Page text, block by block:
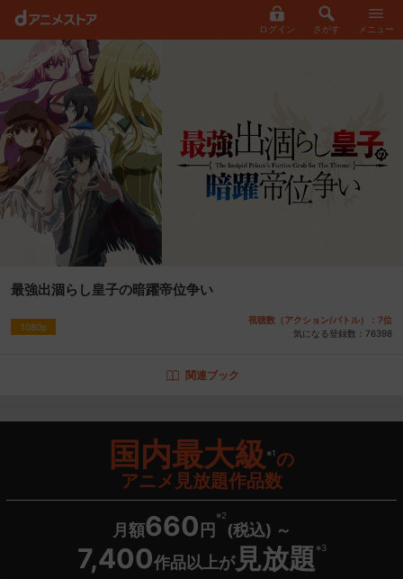
ログイン さがす メニュー
最強出涸らし皇子の暗躍帝位争い
1080p
視聴数（アクション/バトル）：7位
気になる登録数： 76398
関連ブック
国内最大級 ※1 の
アニメ見放題作品数
月額660 円
※2
(税込) ～
7,400作品以上が見放題 ※3